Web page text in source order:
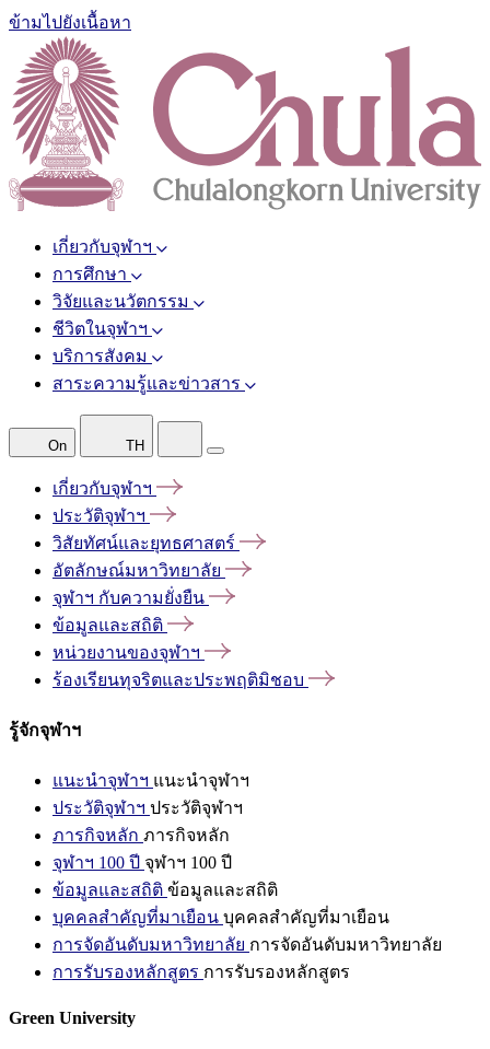
ข้ามไปยังเนื้อหา
เกี่ยวกับจุฬาฯ
การศึกษา
วิจัยและนวัตกรรม
ชีวิตในจุฬาฯ
บริการสังคม
สาระความรู้และข่าวสาร
On TH
เกี่ยวกับจุฬาฯ
ประวัติจุฬาฯ
วิสัยทัศน์และยุทธศาสตร์
อัตลักษณ์มหาวิทยาลัย
จุฬาฯ กับความยั่งยืน
ข้อมูลและสถิติ
หน่วยงานของจุฬาฯ
ร้องเรียนทุจริตและประพฤติมิชอบ
รู้จักจุฬาฯ
แนะนำจุฬาฯ แนะนำจุฬาฯ
ประวัติจุฬาฯ ประวัติจุฬาฯ
ภารกิจหลัก ภารกิจหลัก
จุฬาฯ 100 ปี จุฬาฯ 100 ปี
ข้อมูลและสถิติ ข้อมูลและสถิติ
บุคคลสำคัญที่มาเยือน บุคคลสำคัญที่มาเยือน
การจัดอันดับมหาวิทยาลัย การจัดอันดับมหาวิทยาลัย
การรับรองหลักสูตร การรับรองหลักสูตร
Green University